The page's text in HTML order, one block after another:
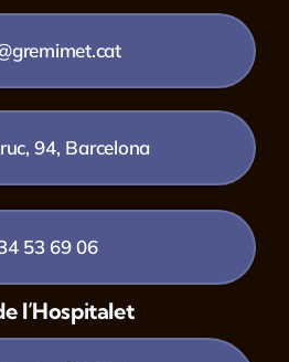
94, Barcelona
53 69 06
l’Hospitalet